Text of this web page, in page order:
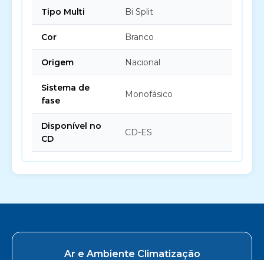
Tipo Multi Bi Split
Cor Branco
Origem Nacional
Sistema de
fase
Monofásico
Disponível no
CD
CD-ES
Ar e Ambiente Climatização